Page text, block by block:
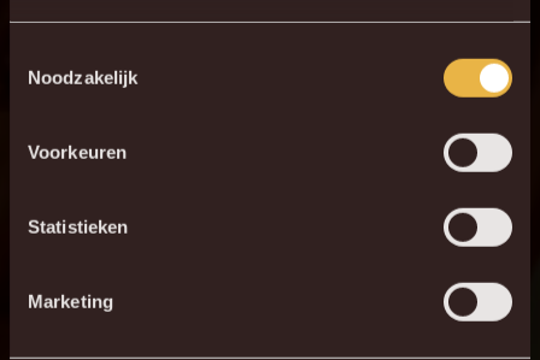
Noodzakelijk
Voorkeuren
Statistieken
Marketing